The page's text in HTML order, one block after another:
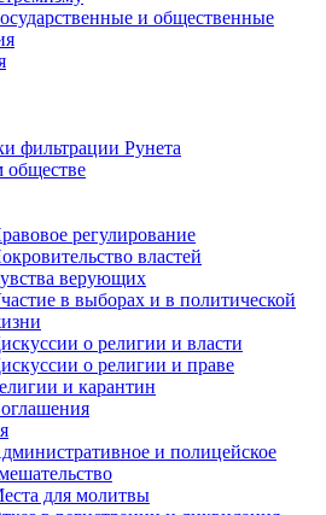
и общественные
фильтрации Рунета
обществе
регулирование
властей
верующих
в выборах и в политической
о религии и власти
о религии и праве
и карантин
и полицейское
для молитвы